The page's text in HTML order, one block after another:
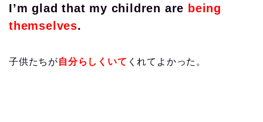
I’m glad that my children are being
themselves.
子供たちが自分らしくいて くれてよかった。